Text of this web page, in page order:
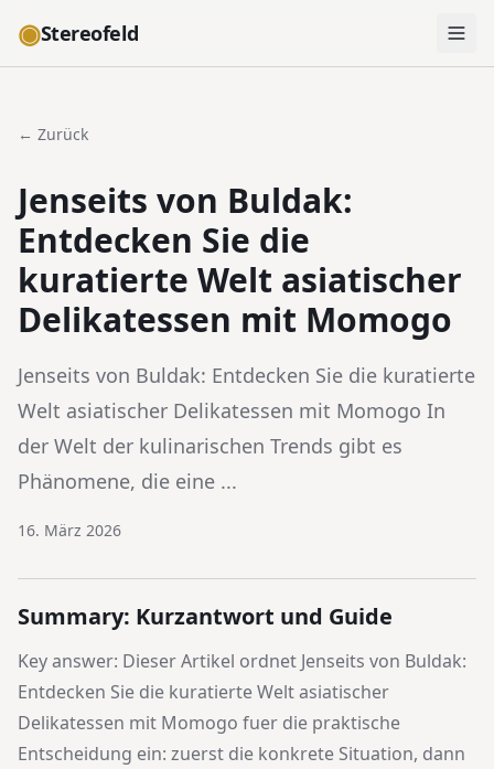
◉Stereofeld
← Zurück
Jenseits von Buldak:
Entdecken Sie die
kuratierte Welt asiatischer
Delikatessen mit Momogo
Jenseits von Buldak: Entdecken Sie die kuratierte
Welt asiatischer Delikatessen mit Momogo In
der Welt der kulinarischen Trends gibt es
Phänomene, die eine ...
16. März 2026
Summary: Kurzantwort und Guide
Key answer: Dieser Artikel ordnet Jenseits von Buldak:
Entdecken Sie die kuratierte Welt asiatischer
Delikatessen mit Momogo fuer die praktische
Entscheidung ein: zuerst die konkrete Situation, dann